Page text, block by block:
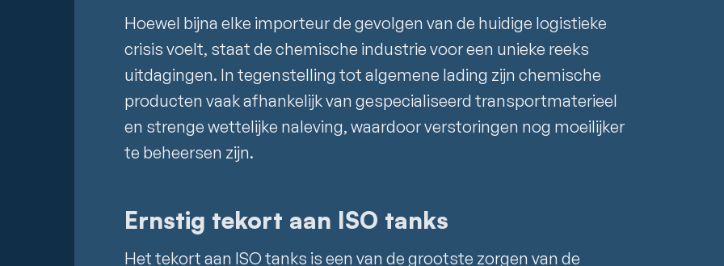
Hoewel bijna elke importeur de gevolgen van de huidige logistieke
crisis voelt, staat de chemische industrie voor een unieke reeks
uitdagingen. In tegenstelling tot algemene lading zijn chemische
producten vaak afhankelijk van gespecialiseerd transportmaterieel
en strenge wettelijke naleving, waardoor verstoringen nog moeilijker
te beheersen zijn.
Ernstig tekort aan ISO tanks
Het tekort aan ISO tanks is een van de grootste zorgen van de